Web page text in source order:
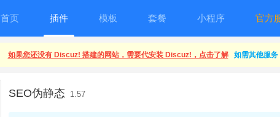
首页 插件 模板 套餐 小程序 官方
如果您还没有 Discuz! 搭建的网站，需要代安装 Discuz!，点击了解 如需其他服
SEO伪静态 1.57